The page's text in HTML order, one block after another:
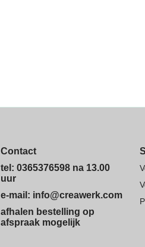
Contact
tel: 0365376598 na 13.00
uur
e-mail: info@creawerk.com
afhalen bestelling op
afspraak mogelijk